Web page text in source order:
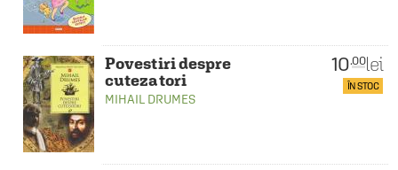
Povestiri despre
cutezatori
MIHAIL DRUMES
10.00lei
ÎN STOC